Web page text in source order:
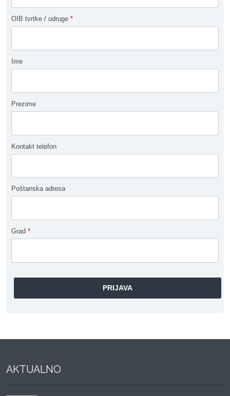
OIB tvrtke / udruge *
Ime
Prezime
Kontakt telefon
Poštanska adresa
Grad *
AKTUALNO